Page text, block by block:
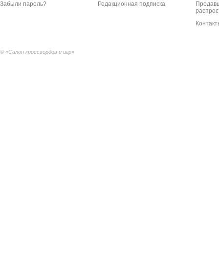
Забыли пароль?
Редакционная подписка
© «Салон кроссвордов и игр»